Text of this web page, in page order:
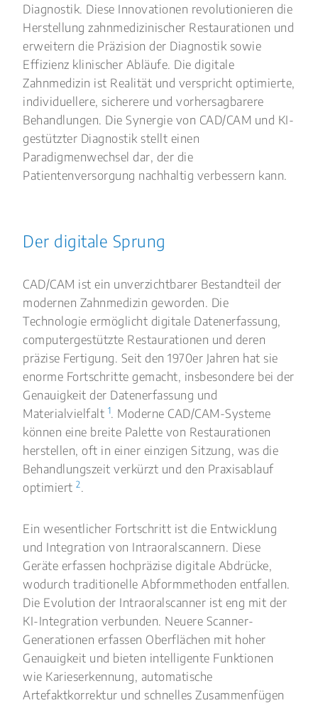
Diagnostik. Diese Innovationen revolutionieren die
Herstellung zahnmedizinischer Restaurationen und
erweitern die Präzision der Diagnostik sowie
Effizienz klinischer Abläufe. Die digitale
Zahnmedizin ist Realität und verspricht optimierte,
individuellere, sicherere und vorhersagbarere
Behandlungen. Die Synergie von CAD/CAM und KI-
gestützter Diagnostik stellt einen
Paradigmenwechsel dar, der die
Patientenversorgung nachhaltig verbessern kann.
Der digitale Sprung
CAD/CAM ist ein unverzichtbarer Bestandteil der
modernen Zahnmedizin geworden. Die
Technologie ermöglicht digitale Datenerfassung,
computergestützte Restaurationen und deren
präzise Fertigung. Seit den 1970er Jahren hat sie
enorme Fortschritte gemacht, insbesondere bei der
Genauigkeit der Datenerfassung und
Materialvielfalt 1. Moderne CAD/CAM-Systeme
können eine breite Palette von Restaurationen
herstellen, oft in einer einzigen Sitzung, was die
Behandlungszeit verkürzt und den Praxisablauf
optimiert 2.
Ein wesentlicher Fortschritt ist die Entwicklung
und Integration von Intraoralscannern. Diese
Geräte erfassen hochpräzise digitale Abdrücke,
wodurch traditionelle Abformmethoden entfallen.
Die Evolution der Intraoralscanner ist eng mit der
KI-Integration verbunden. Neuere Scanner-
Generationen erfassen Oberflächen mit hoher
Genauigkeit und bieten intelligente Funktionen
wie Karieserkennung, automatische
Artefaktkorrektur und schnelles Zusammenfügen